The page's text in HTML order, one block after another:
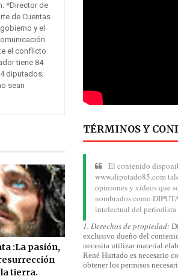
*Director de
de Cuentas.
y el
el conflicto
tiene 84
diputados;
sean
:La pasión,
tierra.
TÉRMINOS Y
El contenido
www.diputado85.com
opiniones y vídeos que
nombrados como
intelectual del periodista
1. Derechos de propiedad:
exclusivo dueño del
necesita utilizar material
René Hurtado es necesario
obtener los permisos